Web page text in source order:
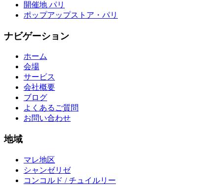
開催地 パリ
ポップアップストア・パリ
ナビゲーション
ホーム
会場
サービス
会社概要
ブログ
よくあるご質問
お問い合わせ
地域
マレ地区
シャンゼリゼ
コンコルド / チュイルリー